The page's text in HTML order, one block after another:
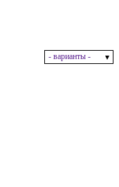
- варианты -